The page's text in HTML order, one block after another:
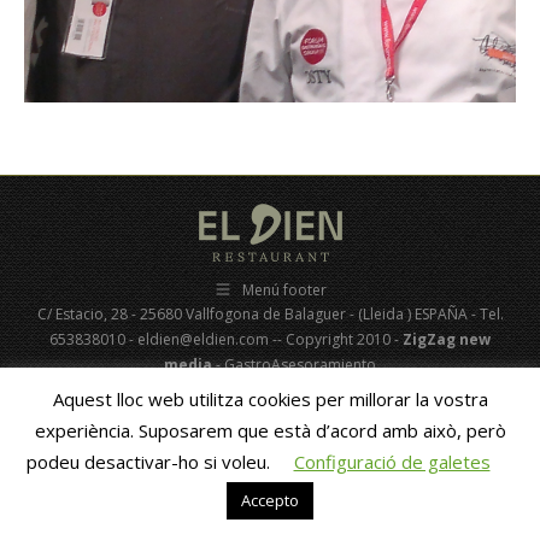
Menú footer
C/ Estacio, 28 - 25680 Vallfogona de Balaguer - (Lleida ) ESPAÑA - Tel.
653838010 - eldien@eldien.com -- Copyright 2010 -ZigZag new
media- GastroAsesoramiento
Aquest lloc web utilitza cookies per millorar la vostra
experiència. Suposarem que està d’acord amb això, però
podeu desactivar-ho si voleu.
Configuració de galetes
Accepto
Català Español (Spanish)